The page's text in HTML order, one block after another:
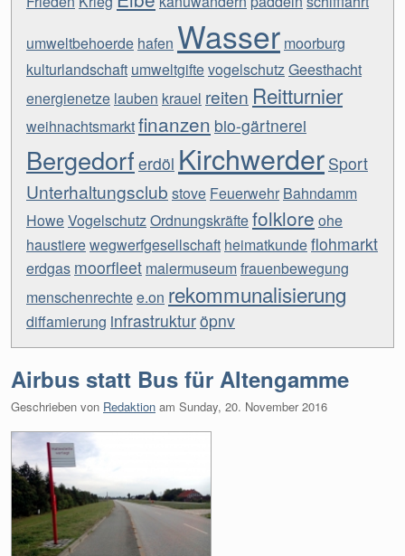
umweltbehoerde hafen Wasser moorburg
kulturlandschaft umweltgiftevogelschutzGeesthacht
energienetze lauben krauel reiten Reitturnier
weihnachtsmarktfinanzen bio-gärtnerei
Bergedorf erdöl Kirchwerder Sport
Unterhaltungsclub stove Feuerwehr Bahndamm
HoweVogelschutzOrdnungskräftefolklore ohe
haustierewegwerfgesellschaft heimatkundeflohmarkt
erdgas moorfleet malermuseumfrauenbewegung
menschenrechtee.on rekommunalisierung
diffamierung infrastrukturöpnv
Airbus statt Bus für Altengamme
Geschrieben von Redaktion am Sunday, 20. November 2016